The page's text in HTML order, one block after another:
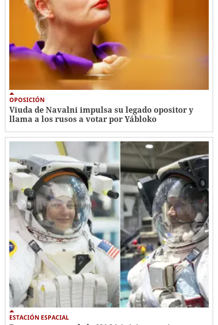
OPOSICIÓN
Viuda de Navalni impulsa su legado opositor y
llama a los rusos a votar por Yábloko
ESTACIÓN ESPACIAL